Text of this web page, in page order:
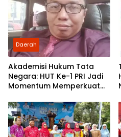
Daerah
Akademisi Hukum Tata
Negara: HUT Ke-1 PRI Jadi
Momentum Memperkuat
Pengabdian kepada
Rakyat